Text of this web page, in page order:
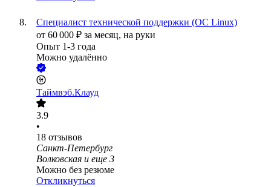
Специалист технической поддержки (ОС Linux)
от 60 000 ₽ за месяц, на руки
Опыт 1-3 года
Можно удалённо
Таймвэб.Клауд
3.9
•
18 отзывов
Санкт-Петербург
Волковская и еще 3
Можно без резюме
Откликнуться